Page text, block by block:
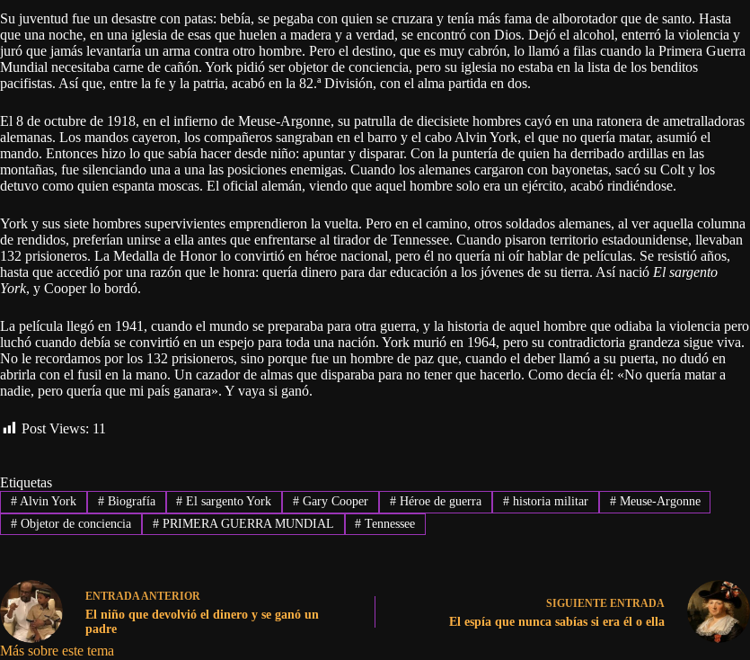
Su juventud fue un desastre con patas: bebía, se pegaba con quien se cruzara y tenía más fama de alborotador que de santo. Hasta
que una noche, en una iglesia de esas que huelen a madera y a verdad, se encontró con Dios. Dejó el alcohol, enterró la violencia y
juró que jamás levantaría un arma contra otro hombre. Pero el destino, que es muy cabrón, lo llamó a filas cuando la Primera Guerra
Mundial necesitaba carne de cañón. York pidió ser objetor de conciencia, pero su iglesia no estaba en la lista de los benditos
pacifistas. Así que, entre la fe y la patria, acabó en la 82.ª División, con el alma partida en dos.
El 8 de octubre de 1918, en el infierno de Meuse-Argonne, su patrulla de diecisiete hombres cayó en una ratonera de ametralladoras
alemanas. Los mandos cayeron, los compañeros sangraban en el barro y el cabo Alvin York, el que no quería matar, asumió el
mando. Entonces hizo lo que sabía hacer desde niño: apuntar y disparar. Con la puntería de quien ha derribado ardillas en las
montañas, fue silenciando una a una las posiciones enemigas. Cuando los alemanes cargaron con bayonetas, sacó su Colt y los
detuvo como quien espanta moscas. El oficial alemán, viendo que aquel hombre solo era un ejército, acabó rindiéndose.
York y sus siete hombres supervivientes emprendieron la vuelta. Pero en el camino, otros soldados alemanes, al ver aquella columna
de rendidos, preferían unirse a ella antes que enfrentarse al tirador de Tennessee. Cuando pisaron territorio estadounidense, llevaban
132 prisioneros. La Medalla de Honor lo convirtió en héroe nacional, pero él no quería ni oír hablar de películas. Se resistió años,
hasta que accedió por una razón que le honra: quería dinero para dar educación a los jóvenes de su tierra. Así nació El sargento
York, y Cooper lo bordó.
La película llegó en 1941, cuando el mundo se preparaba para otra guerra, y la historia de aquel hombre que odiaba la violencia pero
luchó cuando debía se convirtió en un espejo para toda una nación. York murió en 1964, pero su contradictoria grandeza sigue viva.
No le recordamos por los 132 prisioneros, sino porque fue un hombre de paz que, cuando el deber llamó a su puerta, no dudó en
abrirla con el fusil en la mano. Un cazador de almas que disparaba para no tener que hacerlo. Como decía él: «No quería matar a
nadie, pero quería que mi país ganara». Y vaya si ganó.
Post Views: 11
Etiquetas
#Alvin York #Biografía # El sargento York # Gary Cooper # Héroe de guerra #historia militar #Meuse-Argonne
#Objetor de conciencia #PRIMERA GUERRA MUNDIAL # Tennessee
ENTRADA ANTERIOR
El niño que devolvió el dinero y se ganó un
padre
SIGUIENTE ENTRADA
El espía que nunca sabías si era él o ella
Más sobre este tema